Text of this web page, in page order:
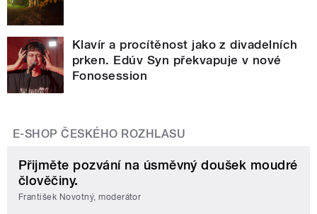
Klavír a procítěnost jako z divadelních
prken. Edúv Syn překvapuje v nové
Fonosession
E-SHOP ČESKÉHO ROZHLASU
Přijměte pozvání na úsměvný doušek moudré
člověčiny.
František Novotný, moderátor